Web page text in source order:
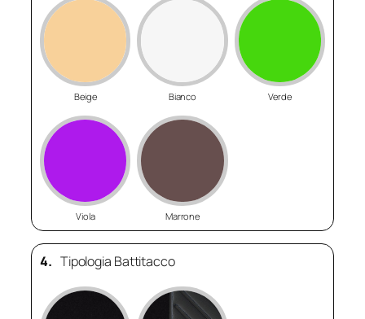
Beige Bianco Verde
Viola Marrone
4. Tipologia Battitacco